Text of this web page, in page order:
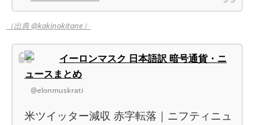
（出典 @kakinokitane）
イーロンマスク 日本語訳 暗号通貨・ニ
ュースまとめ
@elonmuskrati
米ツイッター減収 赤字転落｜ニフティニュ